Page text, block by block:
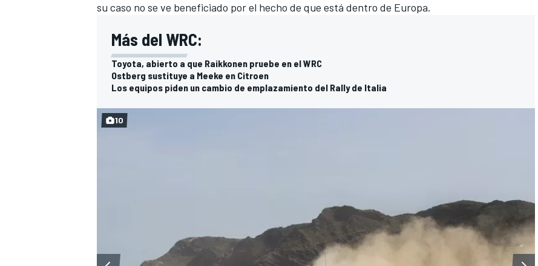
su caso no se ve beneficiado por el hecho de que está dentro de Europa.
Más del WRC:
Toyota, abierto a que Raikkonen pruebe en el WRC
Ostberg sustituye a Meeke en Citroen
Los equipos piden un cambio de emplazamiento del Rally de Italia
10